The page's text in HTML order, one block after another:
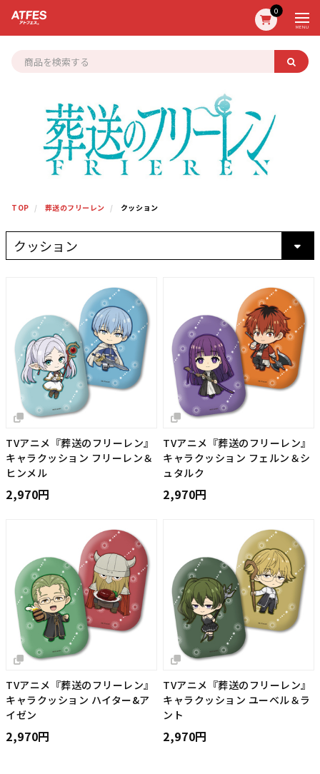
0
MENU
TOP 葬送のフリーレン クッション
TVアニメ『葬送のフリーレン』
キャラクッション フリーレン＆
ヒンメル
2,970円
TVアニメ『葬送のフリーレン』
キャラクッション フェルン＆シ
ュタルク
2,970円
TVアニメ『葬送のフリーレン』
キャラクッション ハイター&ア
イゼン
2,970円
TVアニメ『葬送のフリーレン』
キャラクッション ユーベル＆ラ
ント
2,970円